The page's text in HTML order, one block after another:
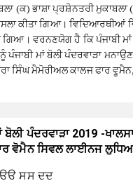
(ਕ) ਭਾਸ਼ਾ ਪ੍ਰਸ਼ੋਨਤਰੀ
ਕੀਤਾ ਗਿਆ।
ਵਰਨਣਯੋਗ ਹੈ ਕਿ ਪੰਜਾਬੀ
ਮਾਂ ਬੋਲੀ ਪੰਦਰਵਾੜਾ
ਸਿੰਘ ਮੈਮੋਰੀਅਲ ਕਾਲਜ ਫਾਰ
ਬੋਲੀ ਪੰਦਰਵਾੜਾ 2019 -
ਵੋਮੈਨ ਸਿਵਲ ਲਾਈਨਜ
ਸਸ ਦਦ